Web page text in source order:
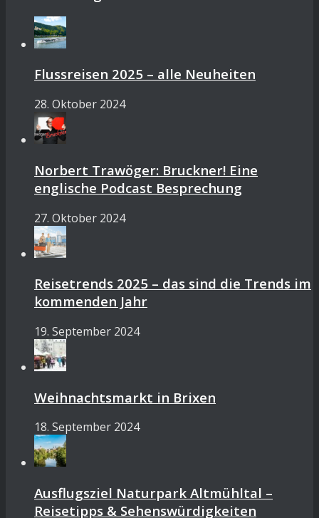
Flussreisen 2025 – alle Neuheiten
28. Oktober 2024
Norbert Trawöger: Bruckner! Eine
englische Podcast Besprechung
27. Oktober 2024
Reisetrends 2025 – das sind die Trends im
kommenden Jahr
19. September 2024
Weihnachtsmarkt in Brixen
18. September 2024
Ausflugsziel Naturpark Altmühltal –
Reisetipps & Sehenswürdigkeiten